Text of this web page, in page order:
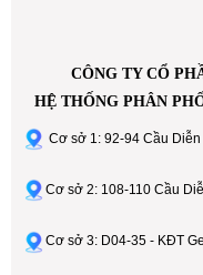
CÔNG TY CỔ
HỆ THỐNG PHÂN
Cơ sở 1: 92-94 Cầu
Cơ sở 2: 108-110 Cầu
Cơ sở 3: D04-35 - KĐT